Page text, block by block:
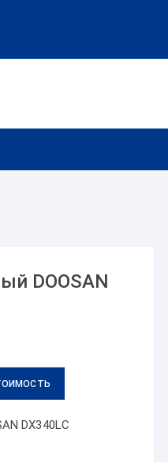
DOOSAN
DX340LC